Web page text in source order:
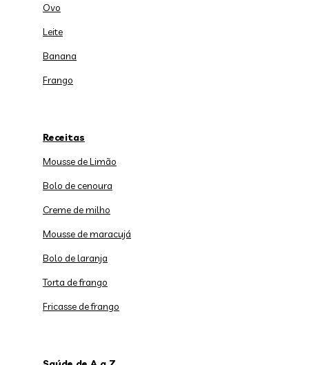
Ovo
Leite
Banana
Frango
Receitas
Mousse de Limão
Bolo de cenoura
Creme de milho
Mousse de maracujá
Bolo de laranja
Torta de frango
Fricasse de frango